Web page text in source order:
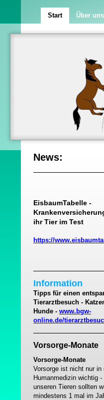
Start Über uns
News:
EisbaumTabelle -
ihr Tier im Test
https://
Information
Tipps für einen
Tierarztbesuch -
Hunde - www.bgw-
online.de/
Vorsorge-Monate
Vorsorge-Monate
Vorsorge ist nicht nur in
Humanmedizin wichtig -
unseren Tieren sollten
mindestens 1 mal im